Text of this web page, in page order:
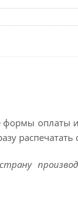
оплаты
распечатать